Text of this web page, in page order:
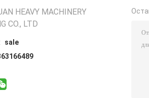
HEAVY MACHINERY
CO., LTD
sale